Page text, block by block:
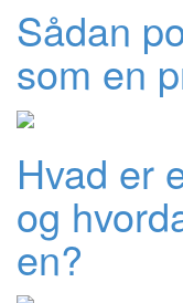
Sådan
som en
Hvad er
og
en?